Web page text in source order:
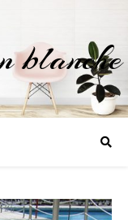
blanche